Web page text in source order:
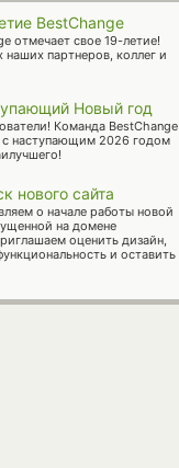
BestChange
отмечает свое 19-летие!
наших партнеров, коллег и
Новый год
Команда BestChange
с наступающим 2026 годом
нового сайта
о начале работы новой
на домене
оценить дизайн,
и оставить